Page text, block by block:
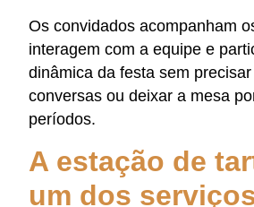
Os convidados acompanham
interagem com a equipe e
dinâmica da festa sem
conversas ou deixar a mesa
períodos.
A estação de
um dos